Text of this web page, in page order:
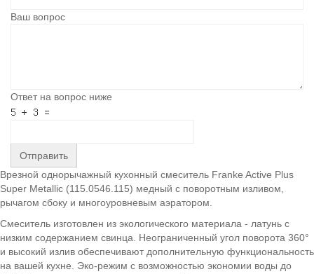
Ваш вопрос
Ответ на вопрос ниже
Отправить
Врезной однорычажный кухонный смеситель Franke Active Plus
Super Metallic (115.0546.115) медный с поворотным изливом,
рычагом сбоку и многоуровневым аэратором.
Смеситель изготовлен из экологического материала - латунь с
низким содержанием свинца. Неограниченный угол поворота 360°
и высокий излив обеспечивают дополнительную функциональность
на вашей кухне. Эко-режим с возможностью экономии воды до